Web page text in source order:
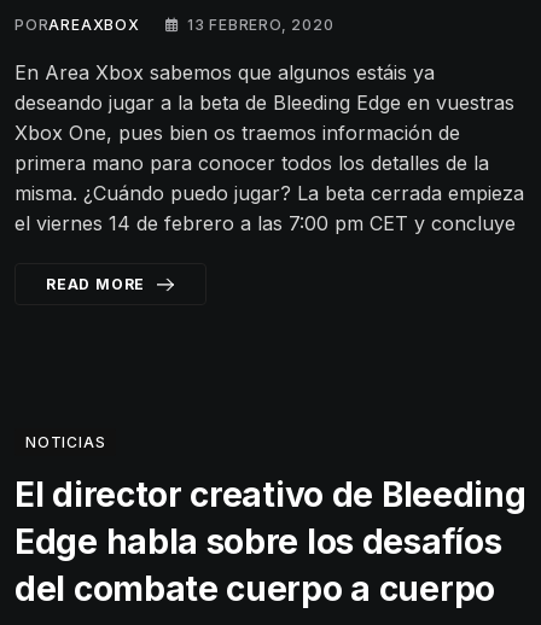
PORAREAXBOX 13 FEBRERO, 2020
En Area Xbox sabemos que algunos estáis ya
deseando jugar a la beta de Bleeding Edge en vuestras
Xbox One, pues bien os traemos información de
primera mano para conocer todos los detalles de la
misma. ¿Cuándo puedo jugar? La beta cerrada empieza
el viernes 14 de febrero a las 7:00 pm CET y concluye
READ MORE
NOTICIAS
El director creativo de Bleeding
Edge habla sobre los desafíos
del combate cuerpo a cuerpo